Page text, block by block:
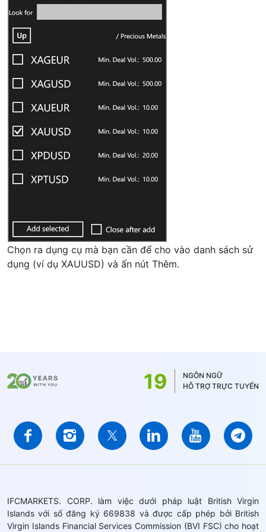
Chọn ra dụng cụ mà bạn cần để cho vào danh sách sử
dụng (ví dụ XAUUSD) và ấn nút Thêm.
19
NGÔN NGỮ
HỖ TRỢ TRỰC TUYẾN
IFCMARKETS. CORP. làm việc dưới pháp luật British Virgin
Islands với số đăng ký 669838 và được cấp phép bởi British
Virgin Islands Financial Services Commission (BVI FSC) cho hoạt